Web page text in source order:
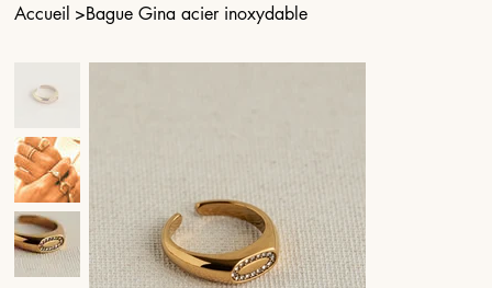
Accueil >Bague Gina acier inoxydable